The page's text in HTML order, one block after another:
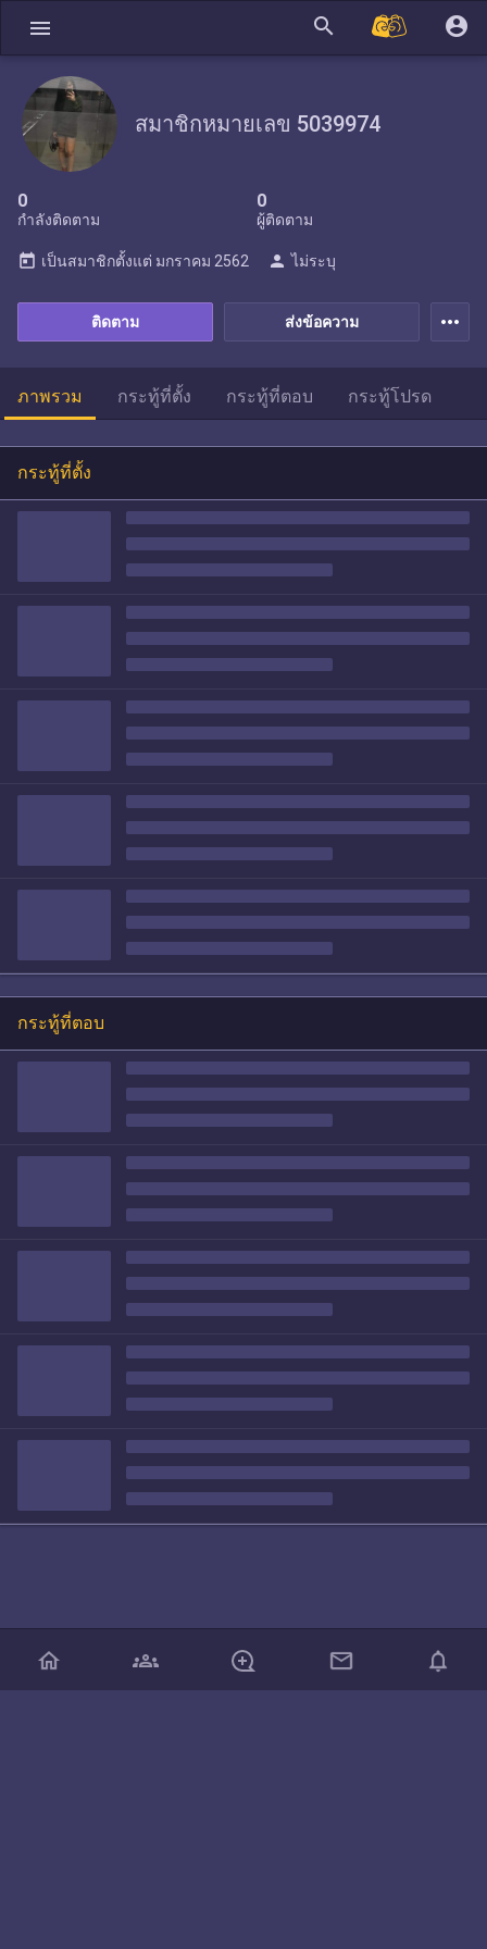
menu search account_circle
สมาชิกหมายเลข 5039974
0
กำลังติดตาม
0
ผู้ติดตาม
ส่งข้อความ
ติดตาม
today เป็นสมาชิกตั้งแต่ มกราคม 2562 person ไม่ระบุ
more_horiz
ภาพรวม กระทู้ที่ตั้ง กระทู้ที่ตอบ กระทู้โปรด
กระทู้ที่ตั้ง
กระทู้ที่ตอบ